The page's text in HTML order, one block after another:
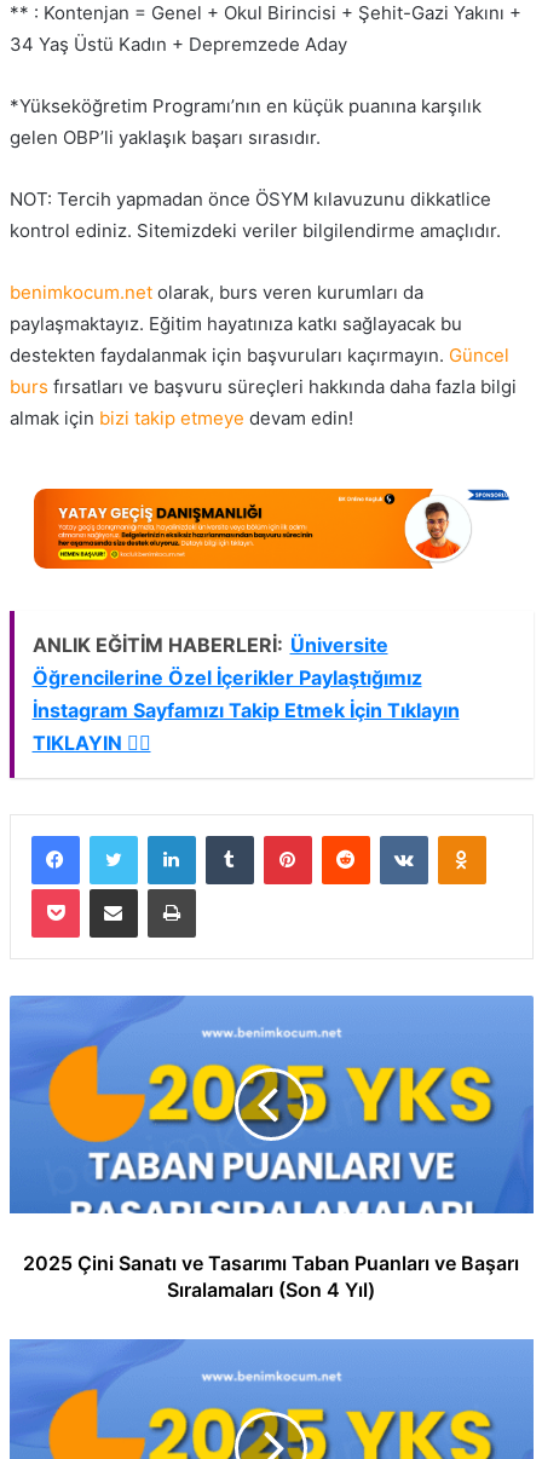
** : Kontenjan = Genel + Okul Birincisi + Şehit-Gazi Yakını +
34 Yaş Üstü Kadın + Depremzede Aday
*Yükseköğretim Programı’nın en küçük puanına karşılık
gelen OBP’li yaklaşık başarı sırasıdır.
NOT: Tercih yapmadan önce ÖSYM kılavuzunu dikkatlice
kontrol ediniz. Sitemizdeki veriler bilgilendirme amaçlıdır.
benimkocum.netolarak, burs veren kurumları da
paylaşmaktayız. Eğitim hayatınıza katkı sağlayacak bu
destekten faydalanmak için başvuruları kaçırmayın. Güncel
burs fırsatları ve başvuru süreçleri hakkında daha fazla bilgi
almak için bizi takip etmeye devam edin!
ANLIK EĞİTİM HABERLERİ: Üniversite
Öğrencilerine Özel İçerikler Paylaştığımız
İnstagram Sayfamızı Takip Etmek İçin Tıklayın
TIKLAYIN 👈🏻
FacebookTwitter LinkedInTumblr PinterestReddit VKontakte
Pocket E-Posta ile paylaş Yazdır
2025 Çini Sanatı ve Tasarımı Taban Puanları ve Başarı
Sıralamaları (Son 4 Yıl)